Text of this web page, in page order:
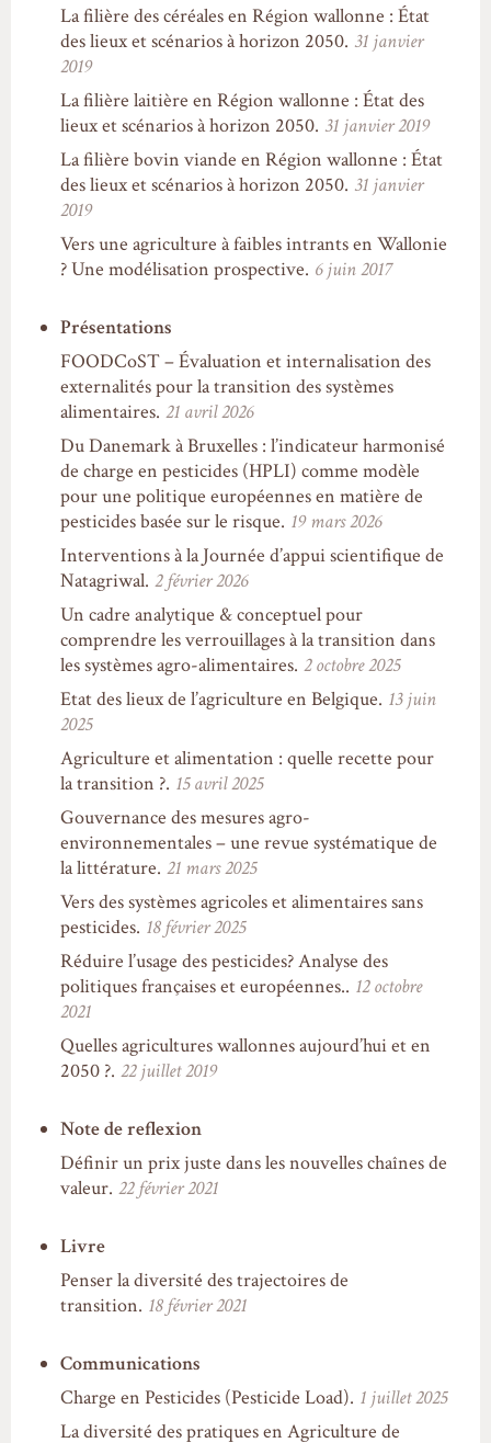
La filière des céréales en Région wallonne : État
des lieux et scénarios à horizon 2050. 31 janvier
2019
La filière laitière en Région wallonne : État des
lieux et scénarios à horizon 2050. 31 janvier 2019
La filière bovin viande en Région wallonne : État
des lieux et scénarios à horizon 2050. 31 janvier
2019
Vers une agriculture à faibles intrants en Wallonie
? Une modélisation prospective. 6 juin 2017
Présentations
FOODCoST – Évaluation et internalisation des
externalités pour la transition des systèmes
alimentaires. 21 avril 2026
Du Danemark à Bruxelles : l’indicateur harmonisé
de charge en pesticides (HPLI) comme modèle
pour une politique européennes en matière de
pesticides basée sur le risque. 19 mars 2026
Interventions à la Journée d’appui scientifique de
Natagriwal. 2 février 2026
Un cadre analytique & conceptuel pour
comprendre les verrouillages à la transition dans
les systèmes agro-alimentaires. 2 octobre 2025
Etat des lieux de l’agriculture en Belgique. 13 juin
2025
Agriculture et alimentation : quelle recette pour
la transition ?. 15 avril 2025
Gouvernance des mesures agro-
environnementales – une revue systématique de
la littérature. 21 mars 2025
Vers des systèmes agricoles et alimentaires sans
pesticides. 18 février 2025
Réduire l’usage des pesticides? Analyse des
politiques françaises et européennes.. 12 octobre
2021
Quelles agricultures wallonnes aujourd’hui et en
2050 ?. 22 juillet 2019
Note de reflexion
Définir un prix juste dans les nouvelles chaînes de
valeur. 22 février 2021
Livre
Penser la diversité des trajectoires de
transition. 18 février 2021
Communications
Charge en Pesticides (Pesticide Load). 1 juillet 2025
La diversité des pratiques en Agriculture de